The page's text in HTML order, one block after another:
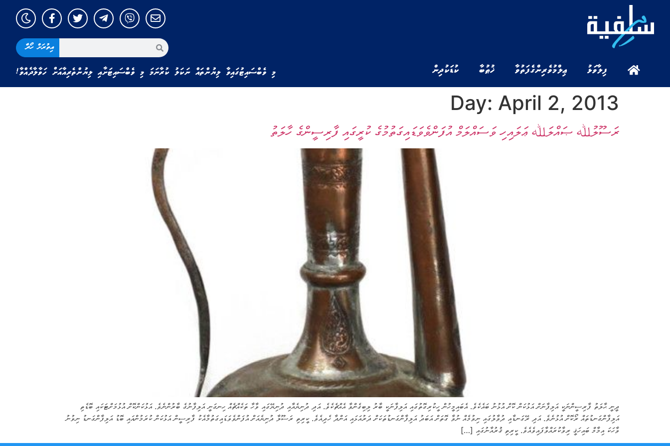
ފިލާވަޅު ޢިލްމުވެރިންގެ ފަތުވާ ޚުޠުބާ ކުޑަކުދިން
އިތުރަށް ހޯދާ
މި ވެބްސައިޓުގައިވާ ލިޔުންތައް ނަކަލު ކުރާނަމަ މި ވެބްސައިޓަށާއި ލިޔުންތެރިއާއަށް ހަވާލާދެއްވާ!
Day: April 2, 2013
ރަސޫލުﷲ ޞައްލަﷲ ޢަލައިހި ވަސައްލަމް އުފަންވެވަޑައިގަތުމުގެ ކުރީގައި ފާރިސީންގެ ހާލަތު
ދީނީ ޙާލަތު ފާރިސީންނަކީ އަލިފާނަށް އަޅުކަން ކޮށް އުޅުނު ބައެކެވެ. އެބައިމީހުން ހީކުރިގޮތުގައި އަލިފާނަކީ ބާރު ލިބިގެންވާ އެއްޗެކެވެ. އަދި ދުނިޔެއާއި ދުނިޔޭގައި ވާހާ ތަކެއްޗެއް ހިނގަނީ އަލިފާނުގެ ބާރުންނެވެ. އަޅުކަންކޮށް އުޅުމަށްޓަކައި ބޮޑެތި
އަލިފާންގަނޑުތައް ރޯކޮށް އުޅުނެވެ. އަދި ރޭގަނޑާއި ދުވާލުގައި ނިވުމެއް ނުވާ ގޮތަށް އަބަދު އަލިފާންގަނޑުތަކަށް ދަރުއަޅައި އަންދާ ހެދިއެވެ. ކީރިތި ރަސޫލާ ދުނިޔެއަށް އުފަންވެވަޑައިގަތުމާއެކު ފާރިސީން އަޅުކަން ކުރަމުންއައި ބޮޑު އަލިފާންގަނޑު ނިވުނު
ވާހަކަ އިމާމް ބައިހަޤީ ރިވާކުރައްވާފައިވެއެވެ. ކީރިތި ޤުރުއާނުގައި […]